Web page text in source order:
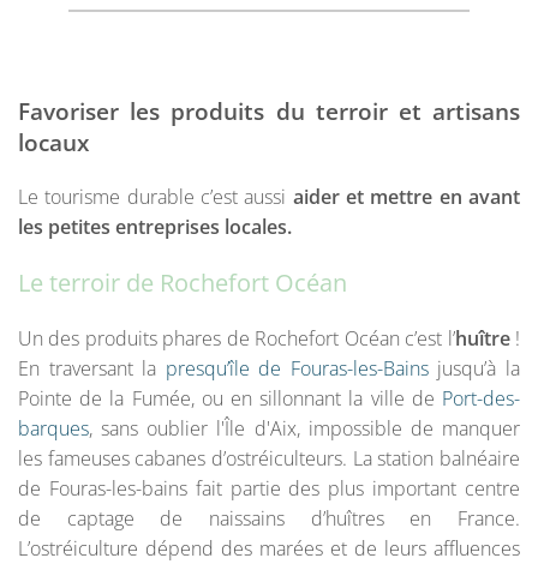
Favoriser les produits du terroir et artisans
locaux
Le tourisme durable c’est aussi aider et mettre en avant
les petites entreprises locales.
Le terroir de Rochefort Océan
Un des produits phares de Rochefort Océan c’est l’huître!
En traversant la presqu’île de Fouras-les-Bainsjusqu’à la
Pointe de la Fumée, ou en sillonnant la ville de Port-des-
barques, sans oublier l'Île d'Aix, impossible de manquer
les fameuses cabanes d’ostréiculteurs. La station balnéaire
de Fouras-les-bains fait partie des plus important centre
de captage de naissains d’huîtres en France.
L’ostréiculture dépend des marées et de leurs affluences